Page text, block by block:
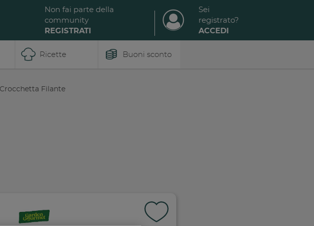
Non fai parte della
community
REGISTRATI
Sei
registrato?
ACCEDI
Ricette Buoni sconto
Filante